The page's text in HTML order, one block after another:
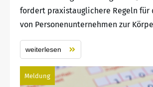
fordert praxistauglichere Regeln für
von Personenunternehmen zur
weiterlesen
Meldung